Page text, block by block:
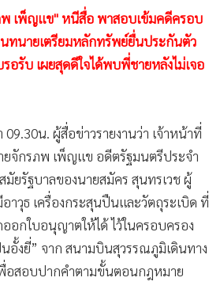
เพ็ญแข" หนีสื่อ พาสอบเข้มคดีครอบ
ทนายเตรียมหลักทรัพย์ยื่นประกันตัว
อรับ เผยสุดดีใจได้พบพี่ชายหลังไม่เจอ
09.30น. ผู้สื่อข่าวรายงานว่า เจ้าหน้าที่
จักรภพ เพ็ญแข อดีตรัฐมนตรีประจำ
ยรัฐบาลของนายสมัคร สุนทรเวช ผู้
าวุธ เครื่องกระสุนปืนและวัตถุระเบิด ที่
อกใบอนุญาตให้ได้ ไว้ในครอบครอง
อั้งยี่” จาก สนามบินสุวรรณภูมิเดินทาง
อสอบปากคำตามขั้นตอนกฎหมาย